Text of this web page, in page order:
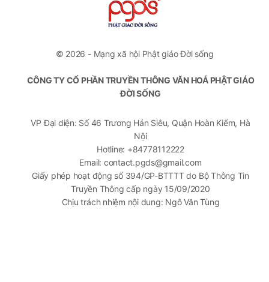
© 2026 - Mạng xã hội Phật giáo Đời sống
CÔNG TY CỔ PHẦN TRUYỀN THÔNG VĂN HOÁ PHẬT GIÁO
ĐỜI SỐNG
VP Đại diện: Số 46 Trương Hán Siêu, Quận Hoàn Kiếm, Hà
Nội
Hotline: +84778112222
Email: contact.pgds@gmail.com
Giấy phép hoạt động số 394/GP-BTTTT do Bộ Thông Tin
Truyền Thông cấp ngày 15/09/2020
Chịu trách nhiệm nội dung: Ngô Văn Tùng